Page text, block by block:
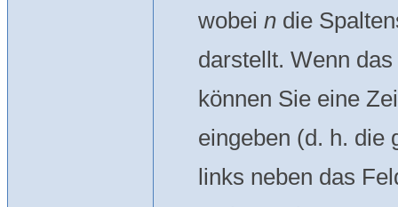
wobei n die
darstellt. Wenn
können Sie eine
eingeben (d. h. die
links neben das